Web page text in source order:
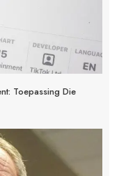
Toepassing Die